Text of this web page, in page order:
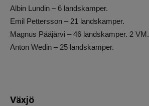
Albin Lundin – 6 landskamper.
Emil Pettersson – 21 landskamper.
Magnus Pääjärvi – 46 landskamper. 2 VM.
Anton Wedin – 25 landskamper.
Växjö